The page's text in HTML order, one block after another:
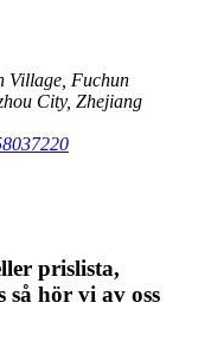
Village, Fuchun
City, Zhejiang
prislista,
så hör vi av oss